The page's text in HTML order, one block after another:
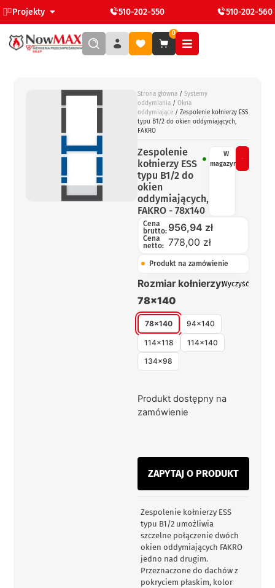
Projekty 510-202-550 510-202-560
0
Strona główna / Systemy
oddymiania / Okna
oddymiające / Zespolenie kołnierzy ESS
typu B1/2 do okien oddymiających,
FAKRO
Zespolenie
kołnierzy ESS
typu B1/2 do
okien
oddymiających,
FAKRO - 78x140
W
magazynie
Cena
brutto: 956,94 zł
Cena
netto: 778,00 zł
Produkt na zamówienie
Rozmiar kołnierzy:
78x140
78x140 94x140
114x118
114x140
134x98
Wyczyść
Produkt dostępny na
zamówienie
ZAPYTAJ O PRODUKT
Zespolenie kołnierzy ESS
typu B1/2 umożliwia
szczelne połączenie dwóch
okien oddymiających FAKRO
jedno nad drugim.
Przeznaczone do dachów z
pokryciem płaskim, kolor